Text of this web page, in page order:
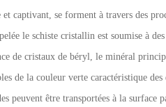
captivant, se forment à travers des
le schiste cristallin est soumise à
de cristaux de béryl, le minéral
de la couleur verte caractéristique
peuvent être transportées à la surface